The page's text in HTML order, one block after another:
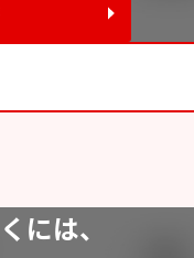
には、